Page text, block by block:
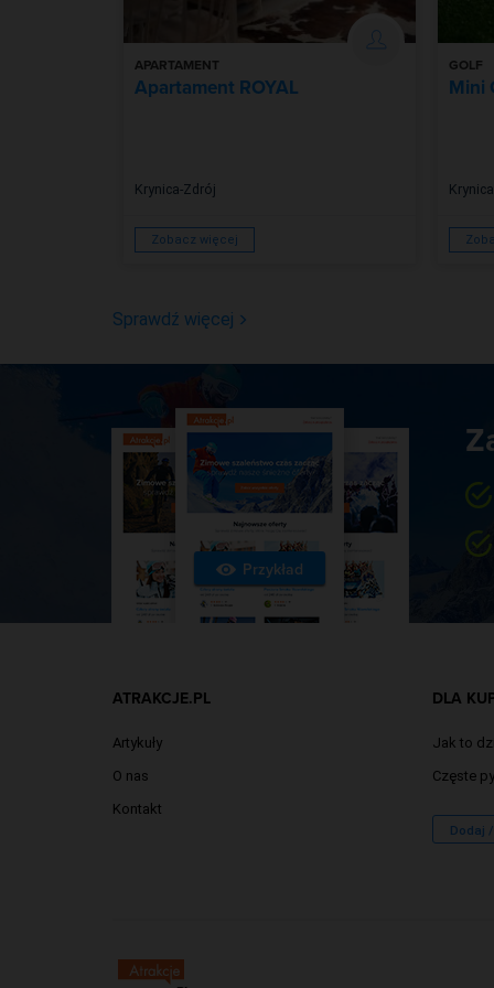
APARTAMENT
Apartament ROYAL
Krynica-Zdrój
Zobacz więcej
GOLF
Mini
Sprawdź więcej
Przykład
ATRAKCJE.PL
Artykuły
O nas
Kontakt
DLA
Jak to
Częste
Dodaj